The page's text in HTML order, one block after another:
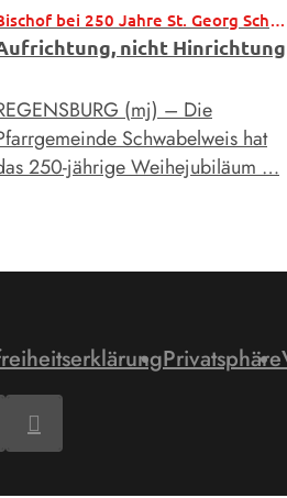
Bischof bei 250 Jahre St. Georg Schwabelweis
nicht Hinrichtung
(mj) – Die
Schwabelweis hat
250-jährige Weihejubiläum …
Privatsphäre